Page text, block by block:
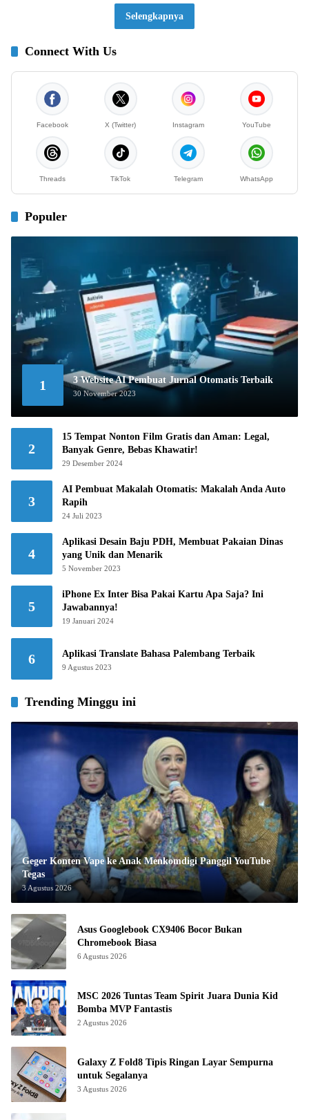
Selengkapnya
Connect With Us
Facebook X (Twitter) Instagram YouTube
Threads TikTok Telegram WhatsApp
Populer
1 3 Website AI Pembuat Jurnal Otomatis Terbaik
30 November 2023
2
15 Tempat Nonton Film Gratis dan Aman: Legal,
Banyak Genre, Bebas Khawatir!
29 Desember 2024
3
AI Pembuat Makalah Otomatis: Makalah Anda Auto
Rapih
24 Juli 2023
4
Aplikasi Desain Baju PDH, Membuat Pakaian Dinas
yang Unik dan Menarik
5 November 2023
5
iPhone Ex Inter Bisa Pakai Kartu Apa Saja? Ini
Jawabannya!
19 Januari 2024
6 Aplikasi Translate Bahasa Palembang Terbaik
9 Agustus 2023
Trending Minggu ini
Geger Konten Vape ke Anak Menkomdigi Panggil YouTube
Tegas
3 Agustus 2026
Asus Googlebook CX9406 Bocor Bukan
Chromebook Biasa
6 Agustus 2026
MSC 2026 Tuntas Team Spirit Juara Dunia Kid
Bomba MVP Fantastis
2 Agustus 2026
Galaxy Z Fold8 Tipis Ringan Layar Sempurna
untuk Segalanya
3 Agustus 2026